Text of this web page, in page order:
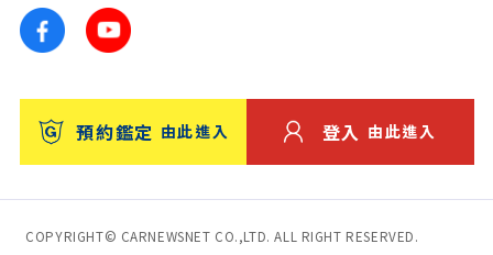
車訊網
台灣優良中古車商大獎
找海外車
消費者評價
保固
預約鑑定 由此進入 登入 由此進入
COPYRIGHT© CARNEWSNET CO.,LTD. ALL RIGHT RESERVED.